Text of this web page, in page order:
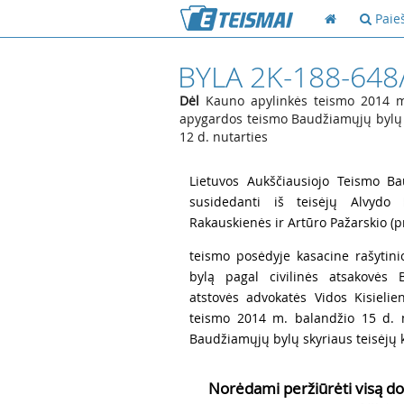
BYLA 2K-188-
Dėl Kauno apylinkės teismo 2014
apygardos teismo Baudžiamųjų
12 d. nutarties
Lietuvos Aukščiausiojo Teismo
susidedanti iš teisėjų Alvydo
Rakauskienės ir Artūro Pažarskio
teismo posėdyje kasacine
bylą pagal civilinės atsakovės
atstovės advokatės Vidos
teismo 2014 m. balandžio 15 d.
Baudžiamųjų bylų skyriaus teisėjų
Norėdami peržiūrėti visą